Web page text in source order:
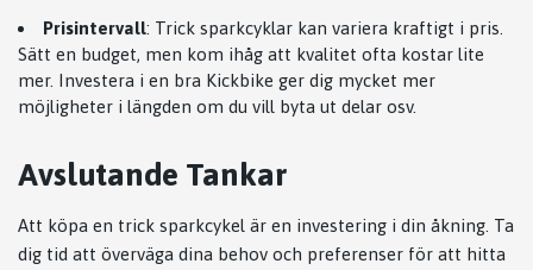
Prisintervall: Trick sparkcyklar kan variera kraftigt i pris.
Sätt en budget, men kom ihåg att kvalitet ofta kostar lite
mer. Investera i en bra Kickbike ger dig mycket mer
möjligheter i längden om du vill byta ut delar osv.
Avslutande Tankar
Att köpa en trick sparkcykel är en investering i din åkning. Ta
dig tid att överväga dina behov och preferenser för att hitta